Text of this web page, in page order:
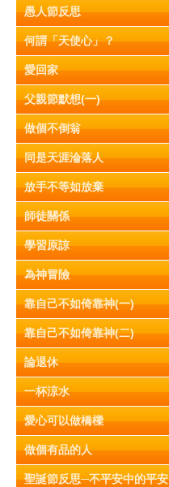
愚人節反思
何謂「天使心」？
愛回家
父親節默想(一)
做個不倒翁
同是天涯淪落人
放手不等如放棄
師徒關係
學習原諒
為神冒險
靠自己不如倚靠神(一)
靠自己不如倚靠神(二)
論退休
一杯涼水
愛心可以做橋樑
做個有品的人
聖誕節反思─不平安中的平安